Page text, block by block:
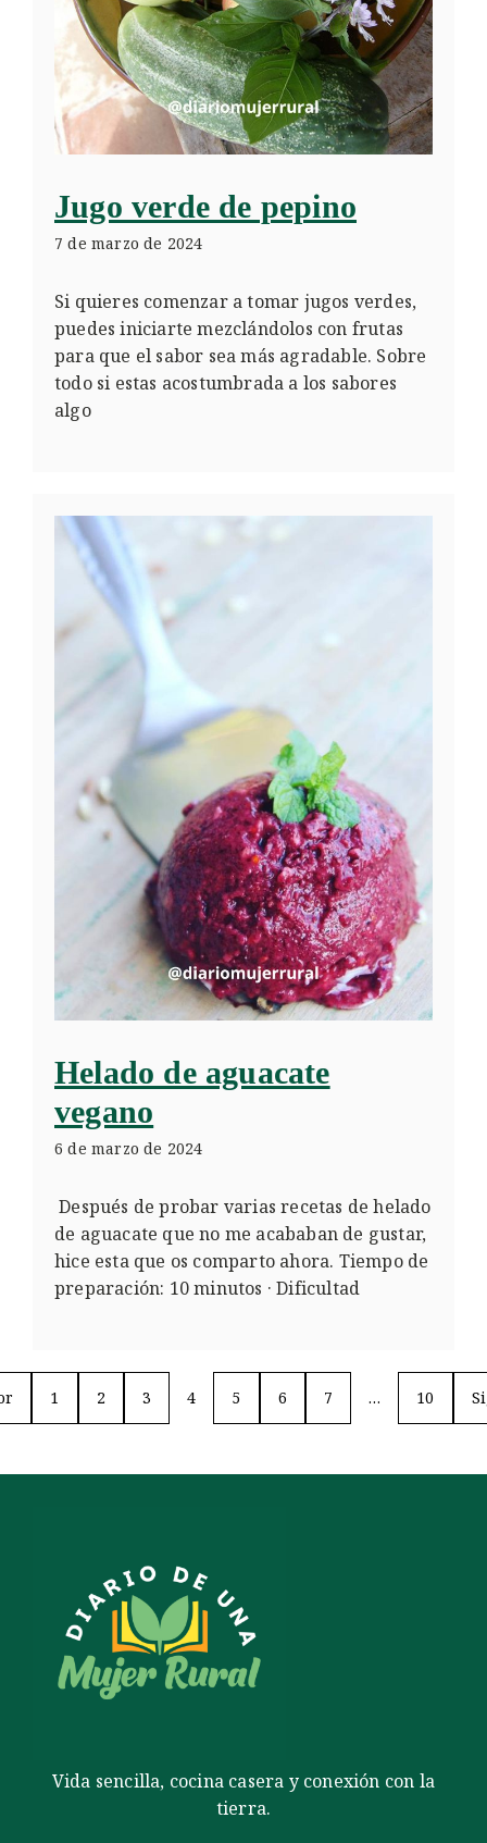
Jugo verde de pepino
7 de marzo de 2024
Si quieres comenzar a tomar jugos verdes,
puedes iniciarte mezclándolos con frutas
para que el sabor sea más agradable. Sobre
todo si estas acostumbrada a los sabores
algo
Helado de aguacate
vegano
6 de marzo de 2024
Después de probar varias recetas de helado
de aguacate que no me acababan de gustar,
hice esta que os comparto ahora. Tiempo de
preparación: 10 minutos · Dificultad
1 2 3 4 5 6 7 … 10
Vida sencilla, cocina casera y conexión con la
tierra.